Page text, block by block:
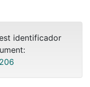
identificador